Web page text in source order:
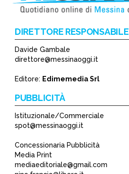
DIRETTORE RESPONSABILE
Davide Gambale
direttore@messinaoggi.it
Editore: Edimemedia Srl
PUBBLICITÀ
Istituzionale/Commerciale
spot@messinaoggi.it
Concessionaria Pubblicità
Media Print
mediaeditoriale@gmail.com